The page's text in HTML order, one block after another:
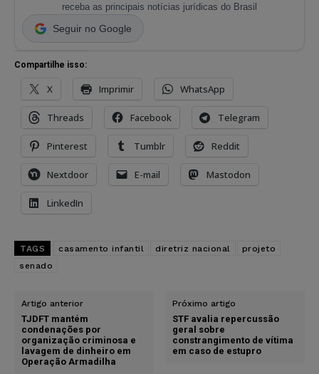
receba as principais notícias jurídicas do Brasil
Seguir no Google
Compartilhe isso:
X Imprimir WhatsApp
Threads Facebook Telegram
Pinterest Tumblr Reddit
Nextdoor E-mail Mastodon
LinkedIn
TAGS casamento infantil diretriz nacional
projeto
senado
Artigo anterior
TJDFT mantém
condenações por
organização criminosa e
lavagem de dinheiro em
Operação Armadilha
Próximo artigo
STF avalia repercussão
geral sobre
constrangimento de vítima
em caso de estupro